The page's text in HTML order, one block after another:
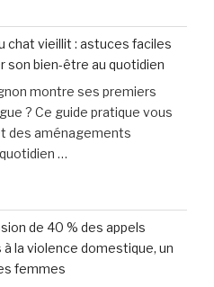
chat vieillit : astuces faciles
son bien-être au quotidien
montre ses premiers
? Ce guide pratique vous
des aménagements
…
de 40 % des appels
à la violence domestique, un
femmes